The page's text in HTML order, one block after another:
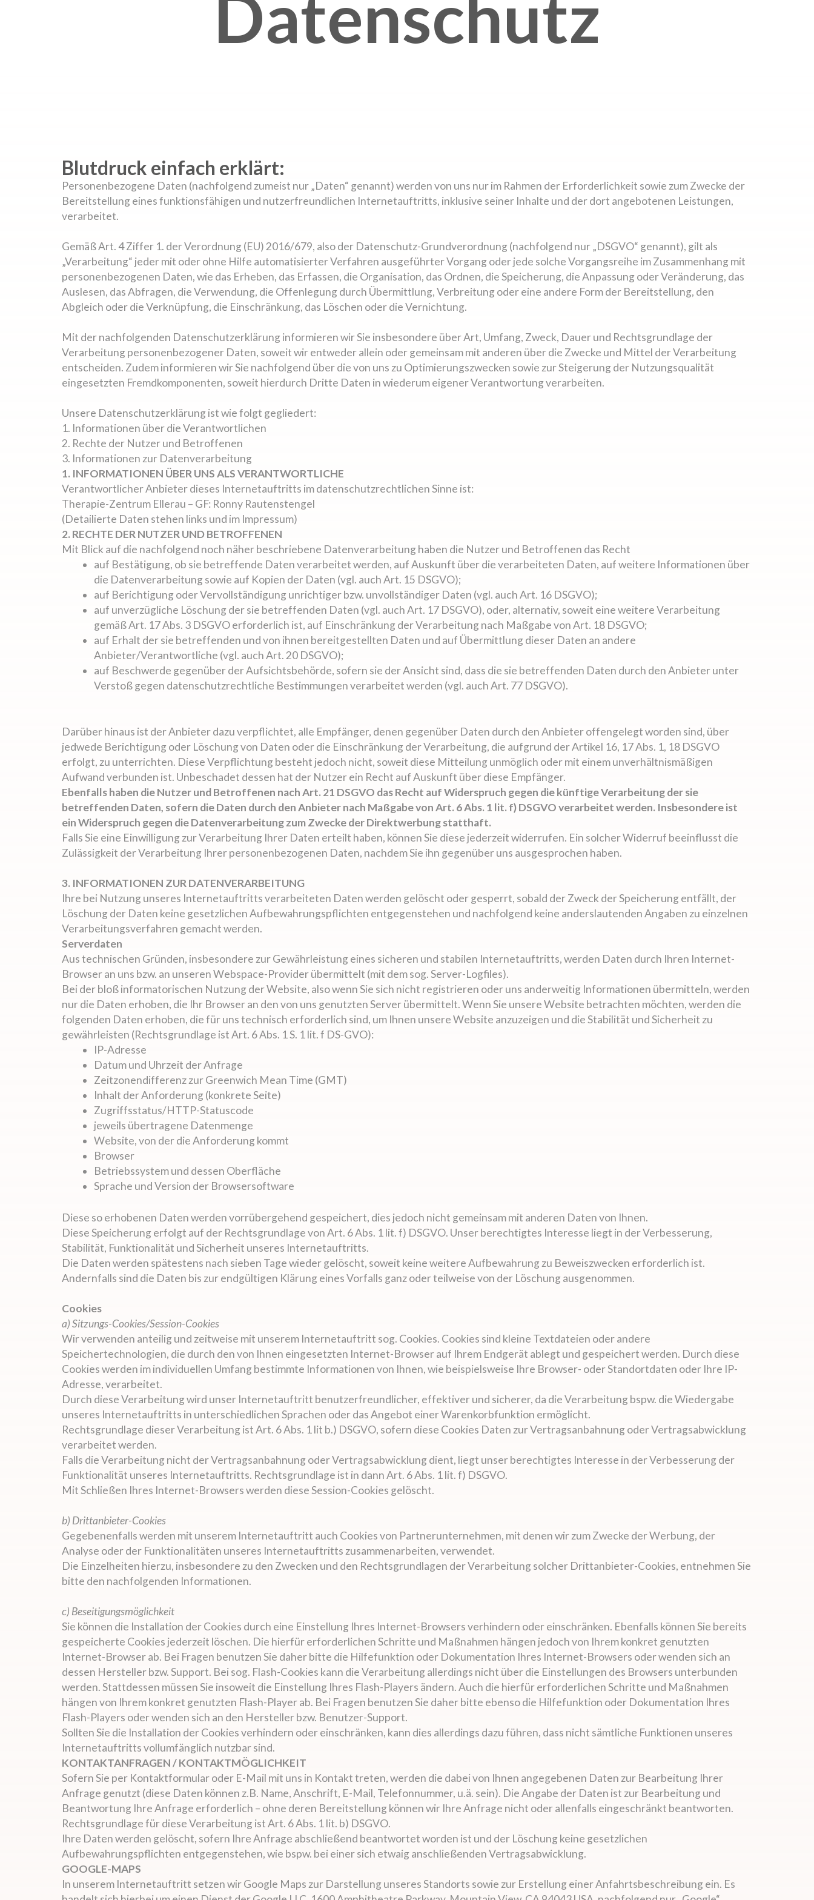
Datenschutz
Blutdruck einfach erklärt:
Personenbezogene Daten (nachfolgend zumeist nur „Daten“ genannt) werden von uns nur im Rahmen der Erforderlichkeit sowie zum Zwecke der
Bereitstellung eines funktionsfähigen und nutzerfreundlichen Internetauftritts, inklusive seiner Inhalte und der dort angebotenen Leistungen,
verarbeitet.
Gemäß Art. 4 Ziffer 1. der Verordnung (EU) 2016/679, also der Datenschutz-Grundverordnung (nachfolgend nur „DSGVO“ genannt), gilt als
„Verarbeitung“ jeder mit oder ohne Hilfe automatisierter Verfahren ausgeführter Vorgang oder jede solche Vorgangsreihe im Zusammenhang mit
personenbezogenen Daten, wie das Erheben, das Erfassen, die Organisation, das Ordnen, die Speicherung, die Anpassung oder Veränderung, das
Auslesen, das Abfragen, die Verwendung, die Offenlegung durch Übermittlung, Verbreitung oder eine andere Form der Bereitstellung, den
Abgleich oder die Verknüpfung, die Einschränkung, das Löschen oder die Vernichtung.
Mit der nachfolgenden Datenschutzerklärung informieren wir Sie insbesondere über Art, Umfang, Zweck, Dauer und Rechtsgrundlage der
Verarbeitung personenbezogener Daten, soweit wir entweder allein oder gemeinsam mit anderen über die Zwecke und Mittel der Verarbeitung
entscheiden. Zudem informieren wir Sie nachfolgend über die von uns zu Optimierungszwecken sowie zur Steigerung der Nutzungsqualität
eingesetzten Fremdkomponenten, soweit hierdurch Dritte Daten in wiederum eigener Verantwortung verarbeiten.
Unsere Datenschutzerklärung ist wie folgt gegliedert:
1. Informationen über die Verantwortlichen
2. Rechte der Nutzer und Betroffenen
3. Informationen zur Datenverarbeitung
1. INFORMATIONEN ÜBER UNS ALS VERANTWORTLICHE
Verantwortlicher Anbieter dieses Internetauftritts im datenschutzrechtlichen Sinne ist:
Therapie-Zentrum Ellerau – GF: Ronny Rautenstengel
(Detailierte Daten stehen links und im Impressum)
2. RECHTE DER NUTZER UND BETROFFENEN
Mit Blick auf die nachfolgend noch näher beschriebene Datenverarbeitung haben die Nutzer und Betroffenen das Recht
auf Bestätigung, ob sie betreffende Daten verarbeitet werden, auf Auskunft über die verarbeiteten Daten, auf weitere Informationen über
die Datenverarbeitung sowie auf Kopien der Daten (vgl. auch Art. 15 DSGVO);
auf Berichtigung oder Vervollständigung unrichtiger bzw. unvollständiger Daten (vgl. auch Art. 16 DSGVO);
auf unverzügliche Löschung der sie betreffenden Daten (vgl. auch Art. 17 DSGVO), oder, alternativ, soweit eine weitere Verarbeitung
gemäß Art. 17 Abs. 3 DSGVO erforderlich ist, auf Einschränkung der Verarbeitung nach Maßgabe von Art. 18 DSGVO;
auf Erhalt der sie betreffenden und von ihnen bereitgestellten Daten und auf Übermittlung dieser Daten an andere
Anbieter/Verantwortliche (vgl. auch Art. 20 DSGVO);
auf Beschwerde gegenüber der Aufsichtsbehörde, sofern sie der Ansicht sind, dass die sie betreffenden Daten durch den Anbieter unter
Verstoß gegen datenschutzrechtliche Bestimmungen verarbeitet werden (vgl. auch Art. 77 DSGVO).
Darüber hinaus ist der Anbieter dazu verpflichtet, alle Empfänger, denen gegenüber Daten durch den Anbieter offengelegt worden sind, über
jedwede Berichtigung oder Löschung von Daten oder die Einschränkung der Verarbeitung, die aufgrund der Artikel 16, 17 Abs. 1, 18 DSGVO
erfolgt, zu unterrichten. Diese Verpflichtung besteht jedoch nicht, soweit diese Mitteilung unmöglich oder mit einem unverhältnismäßigen
Aufwand verbunden ist. Unbeschadet dessen hat der Nutzer ein Recht auf Auskunft über diese Empfänger.
Ebenfalls haben die Nutzer und Betroffenen nach Art. 21 DSGVO das Recht auf Widerspruch gegen die künftige Verarbeitung der sie
betreffenden Daten, sofern die Daten durch den Anbieter nach Maßgabe von Art. 6 Abs. 1 lit. f) DSGVO verarbeitet werden. Insbesondere ist
ein Widerspruch gegen die Datenverarbeitung zum Zwecke der Direktwerbung statthaft.
Falls Sie eine Einwilligung zur Verarbeitung Ihrer Daten erteilt haben, können Sie diese jederzeit widerrufen. Ein solcher Widerruf beeinflusst die
Zulässigkeit der Verarbeitung Ihrer personenbezogenen Daten, nachdem Sie ihn gegenüber uns ausgesprochen haben.
3. INFORMATIONEN ZUR DATENVERARBEITUNG
Ihre bei Nutzung unseres Internetauftritts verarbeiteten Daten werden gelöscht oder gesperrt, sobald der Zweck der Speicherung entfällt, der
Löschung der Daten keine gesetzlichen Aufbewahrungspflichten entgegenstehen und nachfolgend keine anderslautenden Angaben zu einzelnen
Verarbeitungsverfahren gemacht werden.
Serverdaten
Aus technischen Gründen, insbesondere zur Gewährleistung eines sicheren und stabilen Internetauftritts, werden Daten durch Ihren Internet-
Browser an uns bzw. an unseren Webspace-Provider übermittelt (mit dem sog. Server-Logfiles).
Bei der bloß informatorischen Nutzung der Website, also wenn Sie sich nicht registrieren oder uns anderweitig Informationen übermitteln, werden
nur die Daten erhoben, die Ihr Browser an den von uns genutzten Server übermittelt. Wenn Sie unsere Website betrachten möchten, werden die
folgenden Daten erhoben, die für uns technisch erforderlich sind, um Ihnen unsere Website anzuzeigen und die Stabilität und Sicherheit zu
gewährleisten (Rechtsgrundlage ist Art. 6 Abs. 1 S. 1 lit. f DS-GVO):
IP-Adresse
Datum und Uhrzeit der Anfrage
Zeitzonendifferenz zur Greenwich Mean Time (GMT)
Inhalt der Anforderung (konkrete Seite)
Zugriffsstatus/HTTP-Statuscode
jeweils übertragene Datenmenge
Website, von der die Anforderung kommt
Browser
Betriebssystem und dessen Oberfläche
Sprache und Version der Browsersoftware
Diese so erhobenen Daten werden vorrübergehend gespeichert, dies jedoch nicht gemeinsam mit anderen Daten von Ihnen.
Diese Speicherung erfolgt auf der Rechtsgrundlage von Art. 6 Abs. 1 lit. f) DSGVO. Unser berechtigtes Interesse liegt in der Verbesserung,
Stabilität, Funktionalität und Sicherheit unseres Internetauftritts.
Die Daten werden spätestens nach sieben Tage wieder gelöscht, soweit keine weitere Aufbewahrung zu Beweiszwecken erforderlich ist.
Andernfalls sind die Daten bis zur endgültigen Klärung eines Vorfalls ganz oder teilweise von der Löschung ausgenommen.
Cookies
a) Sitzungs-Cookies/Session-Cookies
Wir verwenden anteilig und zeitweise mit unserem Internetauftritt sog. Cookies. Cookies sind kleine Textdateien oder andere
Speichertechnologien, die durch den von Ihnen eingesetzten Internet-Browser auf Ihrem Endgerät ablegt und gespeichert werden. Durch diese
Cookies werden im individuellen Umfang bestimmte Informationen von Ihnen, wie beispielsweise Ihre Browser- oder Standortdaten oder Ihre IP-
Adresse, verarbeitet.
Durch diese Verarbeitung wird unser Internetauftritt benutzerfreundlicher, effektiver und sicherer, da die Verarbeitung bspw. die Wiedergabe
unseres Internetauftritts in unterschiedlichen Sprachen oder das Angebot einer Warenkorbfunktion ermöglicht.
Rechtsgrundlage dieser Verarbeitung ist Art. 6 Abs. 1 lit b.) DSGVO, sofern diese Cookies Daten zur Vertragsanbahnung oder Vertragsabwicklung
verarbeitet werden.
Falls die Verarbeitung nicht der Vertragsanbahnung oder Vertragsabwicklung dient, liegt unser berechtigtes Interesse in der Verbesserung der
Funktionalität unseres Internetauftritts. Rechtsgrundlage ist in dann Art. 6 Abs. 1 lit. f) DSGVO.
Mit Schließen Ihres Internet-Browsers werden diese Session-Cookies gelöscht.
b) Drittanbieter-Cookies
Gegebenenfalls werden mit unserem Internetauftritt auch Cookies von Partnerunternehmen, mit denen wir zum Zwecke der Werbung, der
Analyse oder der Funktionalitäten unseres Internetauftritts zusammenarbeiten, verwendet.
Die Einzelheiten hierzu, insbesondere zu den Zwecken und den Rechtsgrundlagen der Verarbeitung solcher Drittanbieter-Cookies, entnehmen Sie
bitte den nachfolgenden Informationen.
c) Beseitigungsmöglichkeit
Sie können die Installation der Cookies durch eine Einstellung Ihres Internet-Browsers verhindern oder einschränken. Ebenfalls können Sie bereits
gespeicherte Cookies jederzeit löschen. Die hierfür erforderlichen Schritte und Maßnahmen hängen jedoch von Ihrem konkret genutzten
Internet-Browser ab. Bei Fragen benutzen Sie daher bitte die Hilfefunktion oder Dokumentation Ihres Internet-Browsers oder wenden sich an
dessen Hersteller bzw. Support. Bei sog. Flash-Cookies kann die Verarbeitung allerdings nicht über die Einstellungen des Browsers unterbunden
werden. Stattdessen müssen Sie insoweit die Einstellung Ihres Flash-Players ändern. Auch die hierfür erforderlichen Schritte und Maßnahmen
hängen von Ihrem konkret genutzten Flash-Player ab. Bei Fragen benutzen Sie daher bitte ebenso die Hilfefunktion oder Dokumentation Ihres
Flash-Players oder wenden sich an den Hersteller bzw. Benutzer-Support.
Sollten Sie die Installation der Cookies verhindern oder einschränken, kann dies allerdings dazu führen, dass nicht sämtliche Funktionen unseres
Internetauftritts vollumfänglich nutzbar sind.
KONTAKTANFRAGEN / KONTAKTMÖGLICHKEIT
Sofern Sie per Kontaktformular oder E-Mail mit uns in Kontakt treten, werden die dabei von Ihnen angegebenen Daten zur Bearbeitung Ihrer
Anfrage genutzt (diese Daten können z.B. Name, Anschrift, E-Mail, Telefonnummer, u.ä. sein). Die Angabe der Daten ist zur Bearbeitung und
Beantwortung Ihre Anfrage erforderlich – ohne deren Bereitstellung können wir Ihre Anfrage nicht oder allenfalls eingeschränkt beantworten.
Rechtsgrundlage für diese Verarbeitung ist Art. 6 Abs. 1 lit. b) DSGVO.
Ihre Daten werden gelöscht, sofern Ihre Anfrage abschließend beantwortet worden ist und der Löschung keine gesetzlichen
Aufbewahrungspflichten entgegenstehen, wie bspw. bei einer sich etwaig anschließenden Vertragsabwicklung.
GOOGLE-MAPS
In unserem Internetauftritt setzen wir Google Maps zur Darstellung unseres Standorts sowie zur Erstellung einer Anfahrtsbeschreibung ein. Es